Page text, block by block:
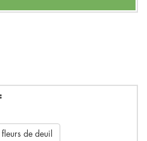
de deuil